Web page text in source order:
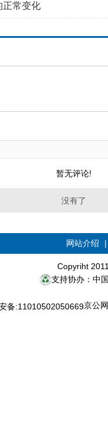
正常变化
暂无评论!
没有了
网站介绍
Copyriht
支持协办：中
京公